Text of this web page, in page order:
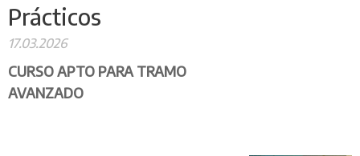
Prácticos
17.03.2026
CURSO APTO PARA TRAMO
AVANZADO